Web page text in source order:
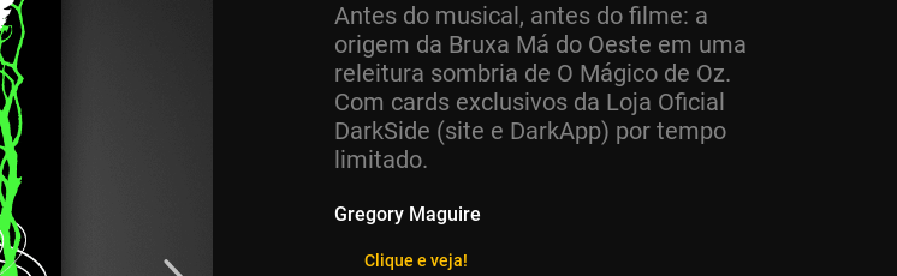
Antes do musical, antes do filme: a
origem da Bruxa Má do Oeste em uma
releitura sombria de O Mágico de Oz.
Com cards exclusivos da Loja Oficial
DarkSide (site e DarkApp) por tempo
limitado.
Gregory Maguire
Clique e veja!